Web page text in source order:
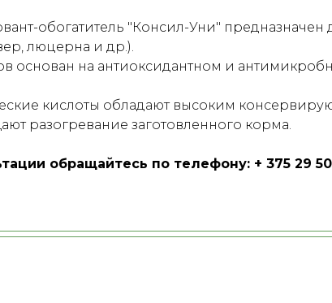
обогатитель "Консил-Уни" предназначен
люцерна и др.).
основан на антиоксидантном и
кислоты обладают высоким
разогревание заготовленного корма.
обращайтесь по телефону: + 375 29